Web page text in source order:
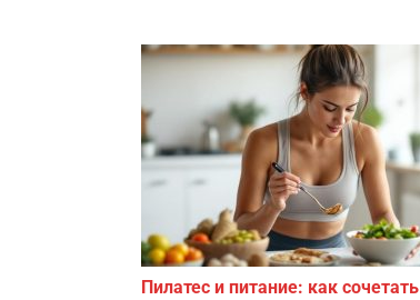
Пилатес и питание: как сочетать